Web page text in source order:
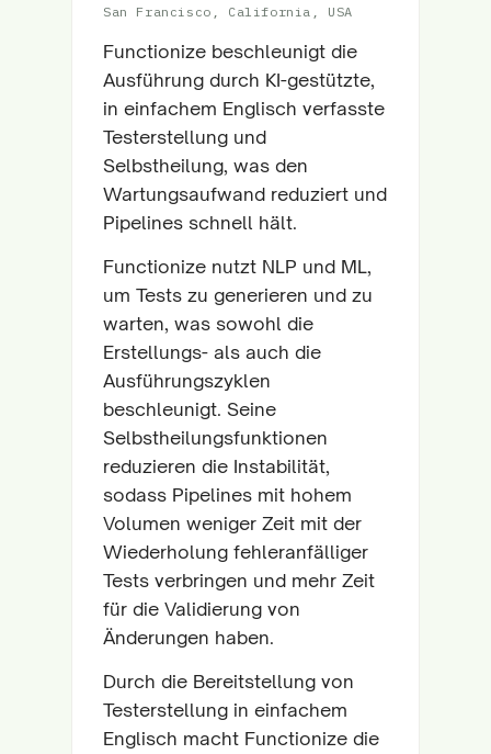
San Francisco, California, USA
Functionize beschleunigt die
Ausführung durch KI-gestützte,
in einfachem Englisch verfasste
Testerstellung und
Selbstheilung, was den
Wartungsaufwand reduziert und
Pipelines schnell hält.
Functionize nutzt NLP und ML,
um Tests zu generieren und zu
warten, was sowohl die
Erstellungs- als auch die
Ausführungszyklen
beschleunigt. Seine
Selbstheilungsfunktionen
reduzieren die Instabilität,
sodass Pipelines mit hohem
Volumen weniger Zeit mit der
Wiederholung fehleranfälliger
Tests verbringen und mehr Zeit
für die Validierung von
Änderungen haben.
Durch die Bereitstellung von
Testerstellung in einfachem
Englisch macht Functionize die